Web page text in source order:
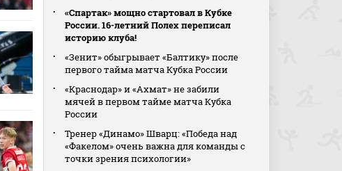
«Спартак» мощно стартовал в Кубке
России. 16-летний Полех переписал
историю клуба!
«Зенит» обыгрывает «Балтику» после
первого тайма матча Кубка России
«Краснодар» и «Ахмат» не забили
мячей в первом тайме матча Кубка
России
Тренер «Динамо» Шварц: «Победа над
«Факелом» очень важна для команды с
точки зрения психологии»